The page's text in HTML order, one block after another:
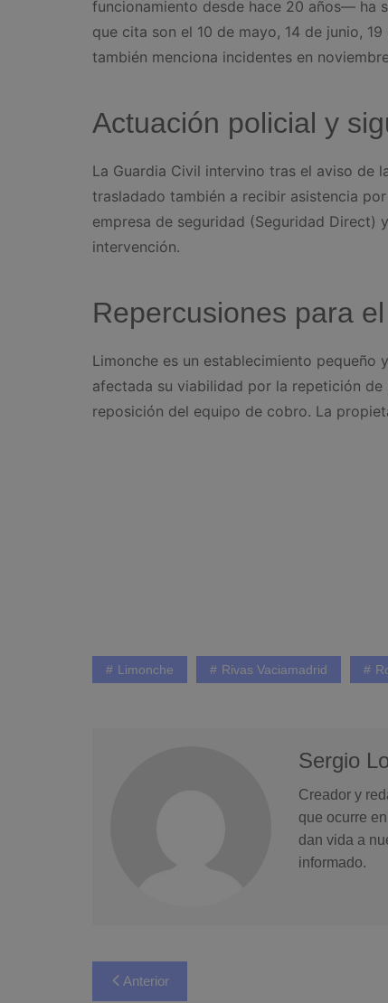
funcionamiento desde hace 20 años— ha
que cita son el 10 de mayo, 14 de junio,
también menciona incidentes en
Actuación policial y
La Guardia Civil intervino tras el aviso de
trasladado también a recibir asistencia
empresa de seguridad (Seguridad Direct)
intervención.
Repercusiones para
Limonche es un establecimiento pequeño
afectada su viabilidad por la repetición
reposición del equipo de cobro. La
Limonche Rivas Vaciamadrid
Sergio
Creador y
que ocurre
dan vida a
informado.
Navegación
Anterior